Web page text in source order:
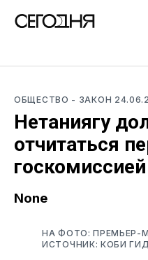
ОБЩЕСТВО - ЗАКОН
Нетаниягу
отчитаться
госкомиссией
None
НА ФОТО: ПРЕМЬЕР-
ИСТОЧНИК: КОБИ